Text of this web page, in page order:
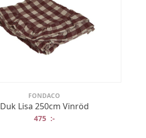
FONDACO
Duk Lisa 250cm Vinröd
475 :-